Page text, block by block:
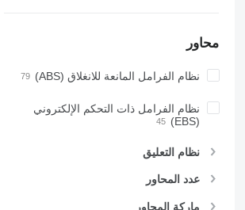
محاور
نظام الفرامل المانعة للانغلاق (ABS)
نظام الفرامل ذات التحكم الإلكتروني
(EBS)
نظام التعليق
عدد المحاور
ماركة المحاور